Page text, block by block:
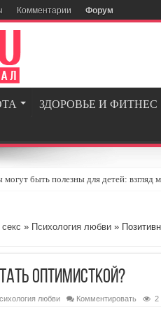
Комментарии Форум
ЗДОРОВЬЕ И ФИТНЕС
быть полезны для детей: взгляд
геймеров и энтузиастов игровой
жизни: 5 простых шагов
» Психология любви »
оптимисткой?
любви Комментировать 2